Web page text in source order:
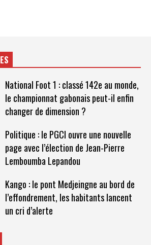
National Foot 1 : classé 142e au monde,
le championnat gabonais peut-il enfin
changer de dimension ?
Politique : le PGCI ouvre une nouvelle
page avec l’élection de Jean-Pierre
Lemboumba Lepandou
Kango : le pont Medjeingne au bord de
l’effondrement, les habitants lancent
un cri d’alerte